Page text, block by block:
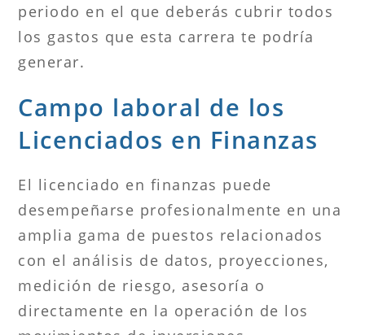
periodo en el que deberás cubrir todos
los gastos que esta carrera te podría
generar.
Campo laboral de los
Licenciados en Finanzas
El licenciado en finanzas puede
desempeñarse profesionalmente en una
amplia gama de puestos relacionados
con el análisis de datos, proyecciones,
medición de riesgo, asesoría o
directamente en la operación de los